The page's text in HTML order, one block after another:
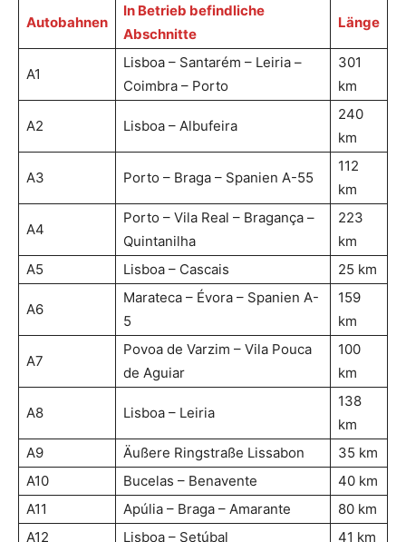
Autobahnen
In Betrieb befindliche
Abschnitte
Länge
A1
Lisboa – Santarém – Leiria –
Coimbra – Porto
301
km
A2 Lisboa – Albufeira
240
km
A3 Porto – Braga – Spanien A-55
112
km
A4
Porto – Vila Real – Bragança –
Quintanilha
223
km
A5
Lisboa – Cascais 25 km
A6
Marateca – Évora – Spanien A-
5
159
km
A7
Povoa de Varzim – Vila Pouca
de Aguiar
100
km
A8 Lisboa – Leiria
138
km
A9
Äußere Ringstraße Lissabon
35 km
A10
Bucelas – Benavente
40 km
A11
Apúlia – Braga – Amarante
80 km
A12
Lisboa – Setúbal 41 km